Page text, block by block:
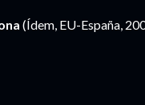
(Ídem, EU-España,